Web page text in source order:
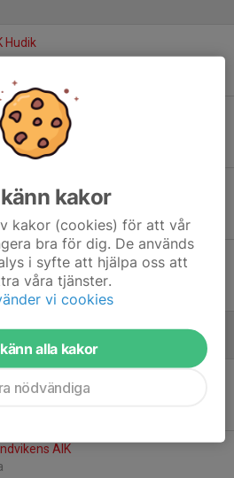
Hudik
IBS
IBF
Mora IF
AIK
kakor
kakor (cookies) för att vår
bra för dig. De används
i syfte att hjälpa oss att
våra tjänster.
vi cookies
alla kakor
nödvändiga